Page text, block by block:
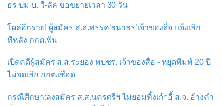
ธร ปม บ. วี-ลัค ขอขยายเวลา 30 วัน
โผล่อีกราย! ผู้สมัคร ส.ส.พรรค‘ธนาธร’เจ้าของสื่อ แจ้งเลิก
ทีหลัง กกต.ฟัน
เปิดคดีผู้สมัคร ส.ส.ระยอง พปชร. เจ้าของสื่อ - หยุดพิมพ์ 20 ปี
ไม่จดเลิก กกต.เชือด
กรณีศึกษา:ลงสมัคร ส.ส.นครศรีฯ ไม่ยอมทิ้งเก้าอี้ ส.จ. อ้างคำ